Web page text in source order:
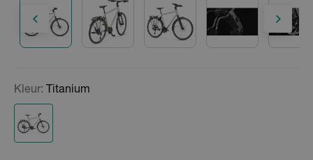
Kleur: Titanium